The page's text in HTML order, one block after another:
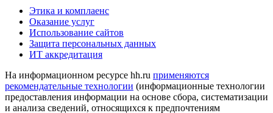
Этика и комплаенс
Оказание услуг
Использование сайтов
Защита персональных данных
ИТ аккредитация
На информационном ресурсе hh.ru применяются
рекомендательные технологии (информационные технологии
предоставления информации на основе сбора, систематизации
и анализа сведений, относящихся к предпочтениям